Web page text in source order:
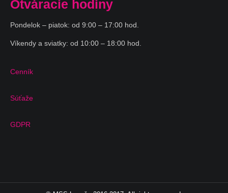
Otváracie hodiny
Pondelok – piatok: od 9:00 – 17:00 hod.
Víkendy a sviatky: od 10:00 – 18:00 hod.
Cenník
Súťaže
GDPR